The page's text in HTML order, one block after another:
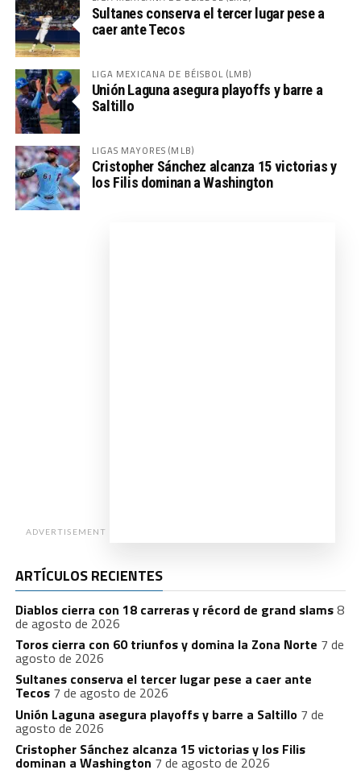
Sultanes conserva el tercer lugar pese a
caer ante Tecos
LIGA MEXICANA DE BÉISBOL (LMB)
Unión Laguna asegura playoffs y barre a
Saltillo
LIGAS MAYORES (MLB)
Cristopher Sánchez alcanza 15 victorias y
los Filis dominan a Washington
ADVERTISEMENT
ARTÍCULOS RECIENTES
Diablos cierra con 18 carreras y récord de grand slams8
de agosto de 2026
Toros cierra con 60 triunfos y domina la Zona Norte 7 de
agosto de 2026
Sultanes conserva el tercer lugar pese a caer ante
Tecos 7 de agosto de 2026
Unión Laguna asegura playoffs y barre a Saltillo 7 de
agosto de 2026
Cristopher Sánchez alcanza 15 victorias y los Filis
dominan a Washington 7 de agosto de 2026